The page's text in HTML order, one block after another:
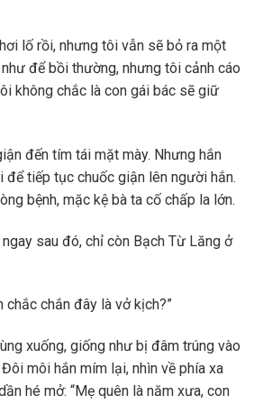
lố rồi, nhưng tôi vẫn sẽ bỏ ra một
để bồi thường, nhưng tôi cảnh cáo
không chắc là con gái bác sẽ giữ
đến tím tái mặt mày. Nhưng hắn
để tiếp tục chuốc giận lên người hắn.
bệnh, mặc kệ bà ta cố chấp la lớn.
sau đó, chỉ còn Bạch Từ Lăng ở
chắc chắn đây là vở kịch?”
xuống, giống như bị đâm trúng vào
môi hắn mím lại, nhìn về phía xa
hé mở: “Mẹ quên là năm xưa, con